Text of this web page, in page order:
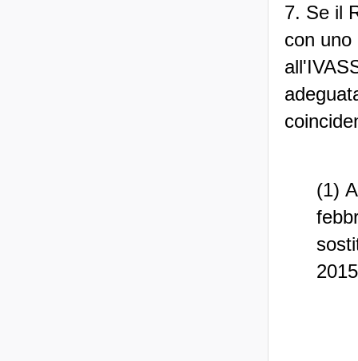
7. Se il
con uno
(1)